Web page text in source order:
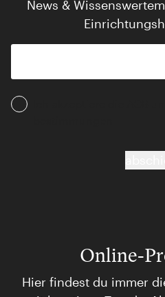
News &
Online-
Hier findest du immer